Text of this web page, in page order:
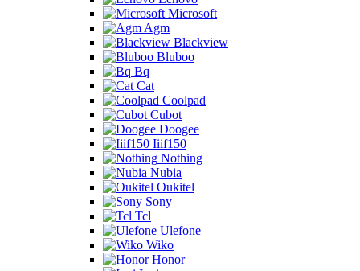
Microsoft
Agm
Blackview
Bluboo
Bq
Cat
Coolpad
Cubot
Doogee
Iiif150
Nothing
Nubia
Oukitel
Sony
Tcl
Ulefone
Wiko
Honor